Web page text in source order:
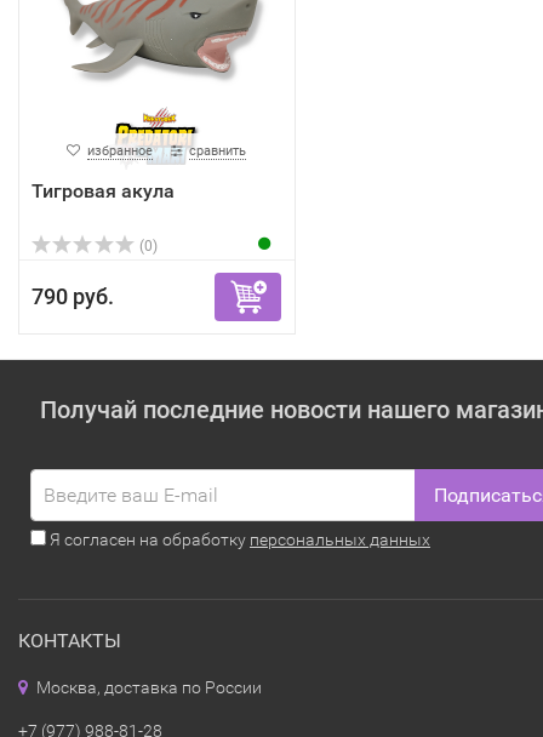
избранное сравнить
Тигровая акула
(0)
790 руб.
Получай последние новости нашего
Я согласен на обработку персональных данных
КОНТАКТЫ
Москва, доставка по России
+7 (977) 988-81-28